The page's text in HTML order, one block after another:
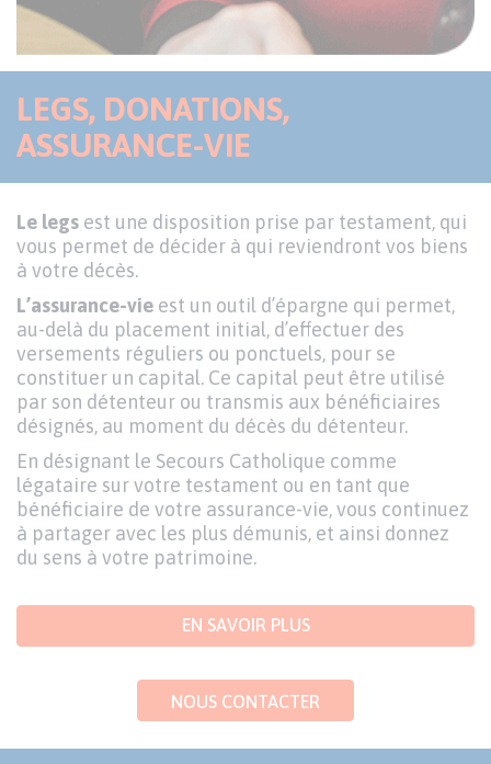
LEGS, DONATIONS,
ASSURANCE-VIE
Le legs est une disposition prise par testament, qui
vous permet de décider à qui reviendront vos biens
à votre décès.
L’assurance-vie est un outil d’épargne qui permet,
au-delà du placement initial, d’effectuer des
versements réguliers ou ponctuels, pour se
constituer un capital. Ce capital peut être utilisé
par son détenteur ou transmis aux bénéficiaires
désignés, au moment du décès du détenteur.
En désignant le Secours Catholique comme
légataire sur votre testament ou en tant que
bénéficiaire de votre assurance-vie, vous continuez
à partager avec les plus démunis, et ainsi donnez
du sens à votre patrimoine.
EN SAVOIR PLUS
NOUS CONTACTER